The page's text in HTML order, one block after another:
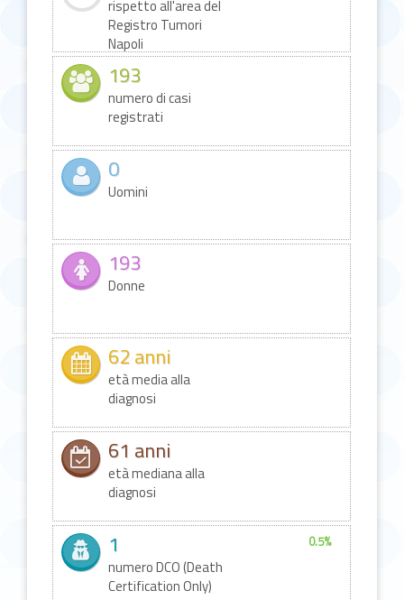
rispetto all'area del
Registro Tumori
Napoli
193
numero di casi
registrati
0
Uomini
193
Donne
62 anni
età media alla
diagnosi
61 anni
età mediana alla
diagnosi
1
numero DCO (Death
Certification Only)
0.5%